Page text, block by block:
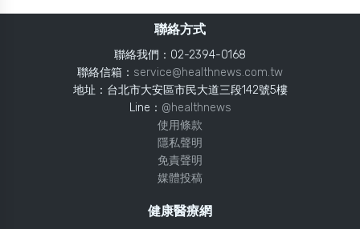
聯絡方式
聯絡我們：02-2394-0168
聯絡信箱： service@healthnews.com.tw
地址：台北市大安區市民大道三段142號5樓
Line： @healthnews
使用條款
隱私聲明
免責聲明
媒體投稿
健康醫療網